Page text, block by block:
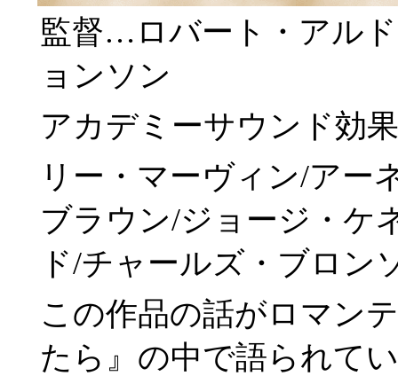
監督…ロバート・アル
ョンソン
アカデミーサウンド効
リー・マーヴィン/アー
ブラウン/ジョージ・ケ
ド/チャールズ・ブロン
この作品の話がロマン
たら』の中で語られて